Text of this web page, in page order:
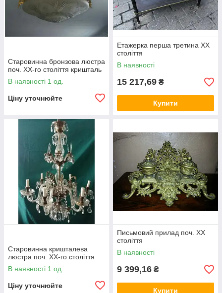
Старовинна бронзова люстра
поч. ХХ-го століття кришталь
В наявності 1 од.
Ціну уточнюйте
Етажерка перша третина ХХ
століття
В наявності
15 217,69 ₴
Купити
Старовинна кришталева
люстра поч. ХХ-го століття
В наявності 1 од.
Ціну уточнюйте
Письмовий прилад поч. ХХ
століття
В наявності
9 399,16 ₴
Купити